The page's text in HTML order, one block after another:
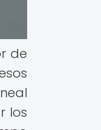
de
los